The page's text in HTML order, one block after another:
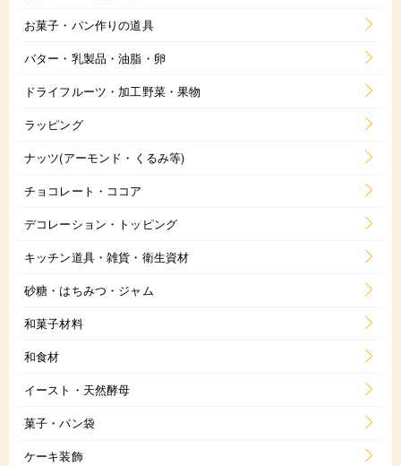
お菓子・パン作りの道具
バター・乳製品・油脂・卵
ドライフルーツ・加工野菜・果物
ラッピング
ナッツ(アーモンド・くるみ等)
チョコレート・ココア
デコレーション・トッピング
キッチン道具・雑貨・衛生資材
砂糖・はちみつ・ジャム
和菓子材料
和食材
イースト・天然酵母
菓子・パン袋
ケーキ装飾